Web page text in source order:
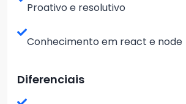
Proativo e resolutivo
Conhecimento em react e node
Diferenciais